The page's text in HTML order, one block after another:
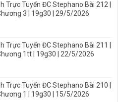
Trực Tuyến ĐC Stephano Bài 212 |
3 | 19g30 | 29/5/2026
Trực Tuyến ĐC Stephano Bài 211 |
1tt | 19g30 | 22/5/2026
Trực Tuyến ĐC Stephano Bài 210 |
1 | 19g30 | 15/5/2026